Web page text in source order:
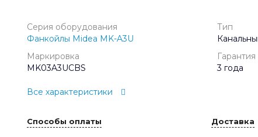
Серия оборудования
Фанкойлы Midea MK-A3U
Тип
Маркировка
MK03A3UCBS
Гарантия
3 года
Все характеристики
Способы оплаты Доставка